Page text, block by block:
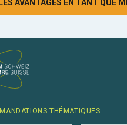
LES AVANTAGES EN TANT QUE
THÉMATIQUES